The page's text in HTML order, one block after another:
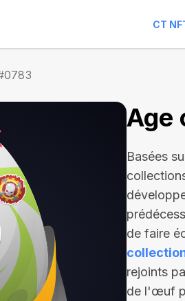
CT
Age
Basées
de faire
rejoints
de l'œuf